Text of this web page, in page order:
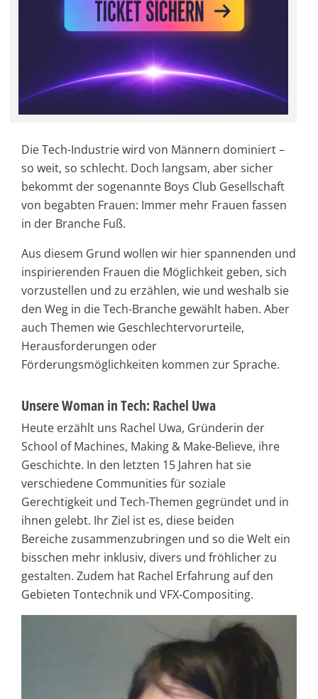
Die Tech-Industrie wird von Männern dominiert –
so weit, so schlecht. Doch langsam, aber sicher
bekommt der sogenannte Boys Club Gesellschaft
von begabten Frauen: Immer mehr Frauen fassen
in der Branche Fuß.
Aus diesem Grund wollen wir hier spannenden und
inspirierenden Frauen die Möglichkeit geben, sich
vorzustellen und zu erzählen, wie und weshalb sie
den Weg in die Tech-Branche gewählt haben. Aber
auch Themen wie Geschlechtervorurteile,
Herausforderungen oder
Förderungsmöglichkeiten kommen zur Sprache.
Unsere Woman in Tech: Rachel Uwa
Heute erzählt uns Rachel Uwa, Gründerin der
School of Machines, Making & Make-Believe, ihre
Geschichte. In den letzten 15 Jahren hat sie
verschiedene Communities für soziale
Gerechtigkeit und Tech-Themen gegründet und in
ihnen gelebt. Ihr Ziel ist es, diese beiden
Bereiche zusammenzubringen und so die Welt ein
bisschen mehr inklusiv, divers und fröhlicher zu
gestalten. Zudem hat Rachel Erfahrung auf den
Gebieten Tontechnik und VFX-Compositing.